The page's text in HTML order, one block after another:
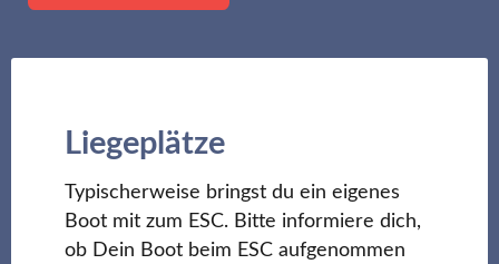
Liegeplätze
Typischerweise bringst du ein eigenes
Boot mit zum ESC. Bitte informiere dich,
ob Dein Boot beim ESC aufgenommen